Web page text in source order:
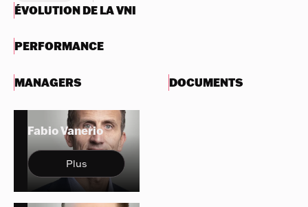
ÉVOLUTION DE LA VNI
PERFORMANCE
MANAGERS
Fabio Vanerio
Plus
DOCUMENTS